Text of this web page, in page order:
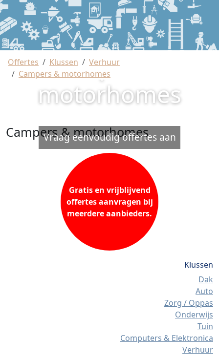
Campers &
motorhomes
Vraag eenvoudig offertes aan
Offertes Klussen
Verhuur
Campers & motorhomes
Campers & motorhomes
Gratis en vrijblijvend
offertes aanvragen bij
meerdere aanbieders.
Klussen
Dak
Auto
Zorg / Oppas
Onderwijs
Tuin
Computers & Elektronica
Verhuur